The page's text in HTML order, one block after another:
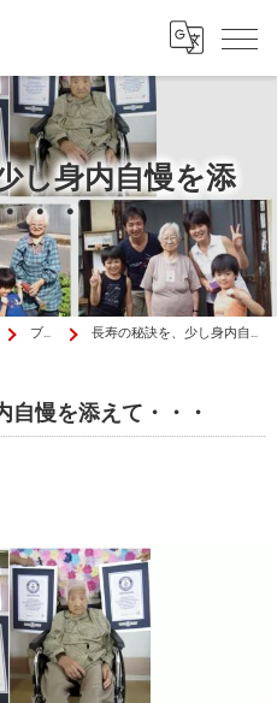
し身内自慢を添
・・
ブログ 長寿の秘訣を、少し身内自慢を添えて・・・
慢を添えて・・・